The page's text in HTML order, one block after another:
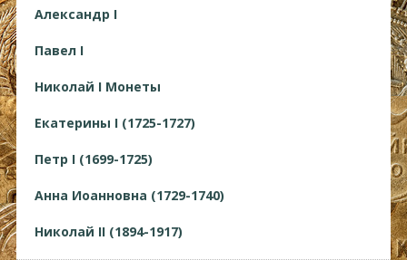
Александр I
Павел I
Николай I Монеты
Екатерины I (1725-1727)
Петр I (1699-1725)
Анна Иоанновна (1729-1740)
Николай II (1894-1917)